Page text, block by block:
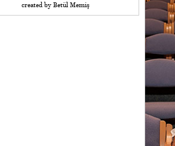
created by Betül Memiş